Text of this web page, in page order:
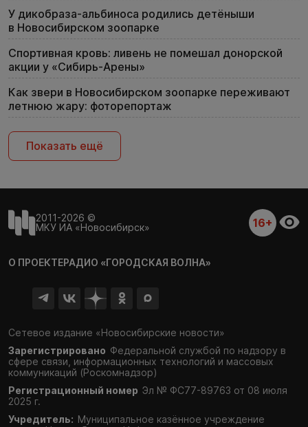
У дикобраза-альбиноса родились детёныши
в Новосибирском зоопарке
Спортивная кровь: ливень не помешал донорской
акции у «Сибирь-Арены»
Как звери в Новосибирском зоопарке переживают
летнюю жару: фоторепортаж
Показать ещё
2011-2026 ©
МКУ ИА «Новосибирск»
16+
О ПРОЕКТЕРАДИО «ГОРОДСКАЯ ВОЛНА»
Сетевое издание «Новосибирские новости»
Зарегистрировано Федеральной службой по надзору в
сфере связи, информационных технологий и массовых
коммуникаций (Роскомнадзор)
Регистрационный номер Эл № ФС77-89763 от 08 июля
2025 г.
Учредитель: Муниципальное казённое учреждение